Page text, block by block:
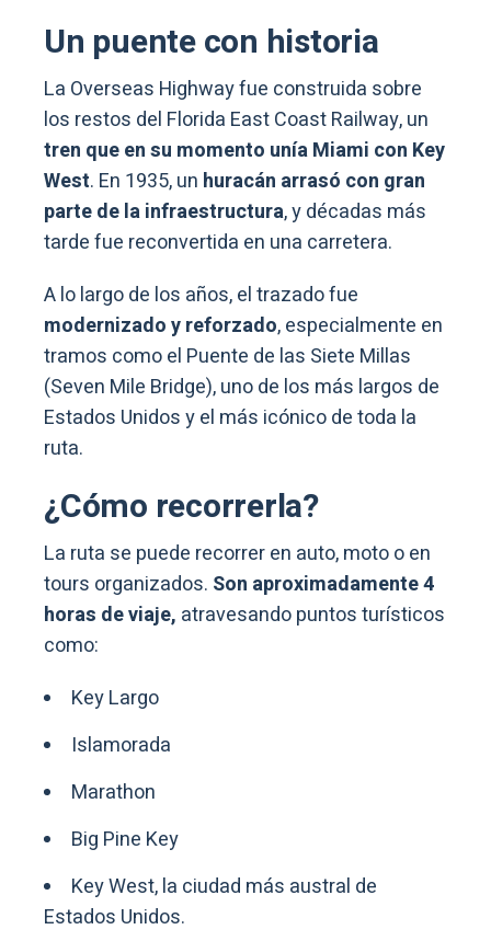
Un puente con historia
La Overseas Highway fue construida sobre
los restos del Florida East Coast Railway, un
tren que en su momento unía Miami con Key
West. En 1935, un huracán arrasó con gran
parte de la infraestructura, y décadas más
tarde fue reconvertida en una carretera.
A lo largo de los años, el trazado fue
modernizado y reforzado, especialmente en
tramos como el Puente de las Siete Millas
(Seven Mile Bridge), uno de los más largos de
Estados Unidos y el más icónico de toda la
ruta.
¿Cómo recorrerla?
La ruta se puede recorrer en auto, moto o en
tours organizados. Son aproximadamente 4
horas de viaje, atravesando puntos turísticos
como:
Key Largo
Islamorada
Marathon
Big Pine Key
Key West, la ciudad más austral de
Estados Unidos.